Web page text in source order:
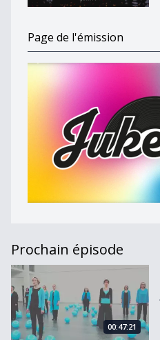
Page de l'émission
Prochain épisode
Jukebox [S.2018][E.23]
00:47:21